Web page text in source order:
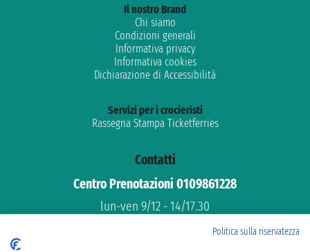
Il nostro Brand
Chi siamo
Condizioni generali
Informativa privacy
Informativa cookies
Dichiarazione di Accessibilità
Servizi per i crocieristi
Rassegna Stampa Ticketferries
Contatti
Centro Prenotazioni 0109861228
lun-ven 9/12 - 14/17.30
Politica sulla riservatezza